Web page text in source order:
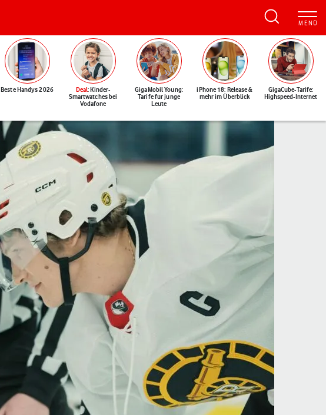
Beste Handys 2026 Deal: Kinder-
Smartwatches bei
Vodafone
GigaMobil Young:
Tarife für junge
Leute
iPhone 18: Release &
mehr im Überblick
GigaCube-Tarife:
Highspeed-Internet